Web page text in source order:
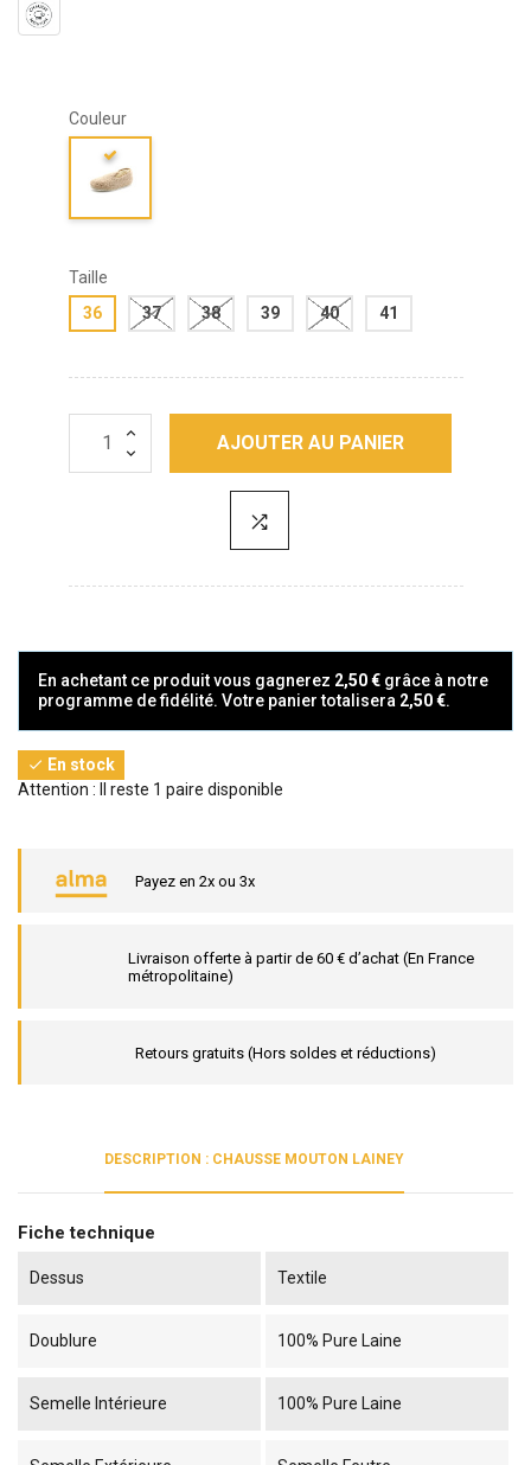
Couleur
Taille
36
37 38 39 40 41
AJOUTER AU PANIER
En achetant ce produit vous gagnerez 2,50 € grâce à notre
programme de fidélité. Votre panier totalisera 2,50 €.
 En stock
Attention : Il reste 1 paire disponible
Payez en 2x ou 3x
Livraison offerte à partir de 60 € d’achat (En France
métropolitaine)
Retours gratuits (Hors soldes et réductions)
DESCRIPTION : CHAUSSE MOUTON LAINEY
Fiche technique
Dessus Textile
Doublure 100% Pure Laine
Semelle Intérieure 100% Pure Laine